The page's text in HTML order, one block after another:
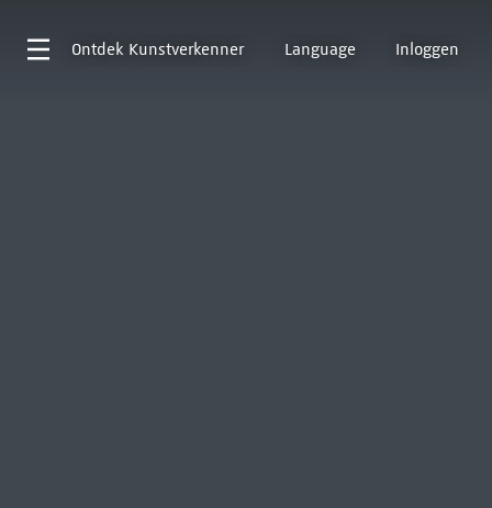
Ontdek Kunstverkenner Language Inloggen